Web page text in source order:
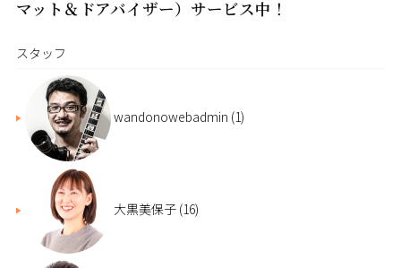
マット＆ドアバイザー）サービス中！
スタッフ
wandonowebadmin (1)
大黒美保子 (16)